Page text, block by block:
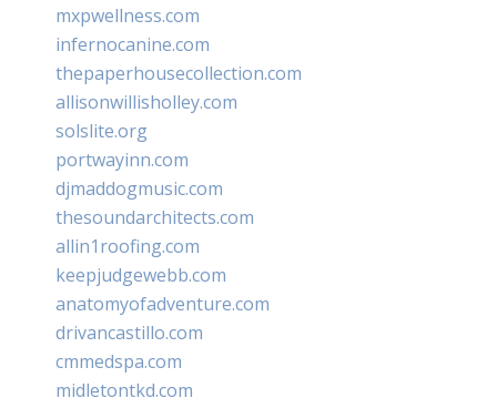
mxpwellness.com
infernocanine.com
thepaperhousecollection.com
allisonwillisholley.com
solslite.org
portwayinn.com
djmaddogmusic.com
thesoundarchitects.com
allin1roofing.com
keepjudgewebb.com
anatomyofadventure.com
drivancastillo.com
cmmedspa.com
midletontkd.com